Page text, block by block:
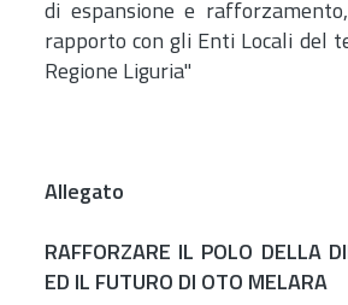
di espansione e
rapporto con gli Enti Locali del
Regione Liguria"
Allegato
RAFFORZARE IL POLO DELLA
ED IL FUTURO DI OTO MELARA